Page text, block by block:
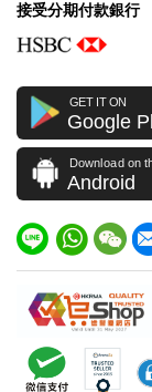
接受分期付款銀行
GET IT ON
Google
Download on
Android